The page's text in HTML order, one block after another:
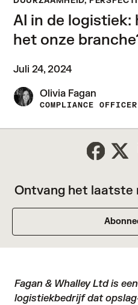
AI in de
het onze
Juli 24, 2024
Olivia Fagan
COMPLIANCE
Ontvang het laatste
Fagan & Whalley Ltd is
logistiekbedrijf dat